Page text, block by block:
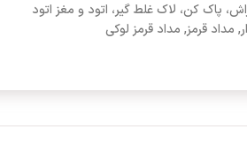
پاک کن، لاک غلط گیر، اتود و مغز اتود
, مداد قرمز, مداد قرمز لوکی